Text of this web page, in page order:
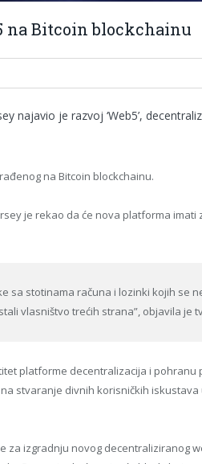
na Bitcoin blockchainu
najavio je razvoj ‘Web5’,
na Bitcoin blockchainu.
je rekao da će nova platforma imati
sa stotinama računa i lozinki kojih se
vlasništvo trećih strana”, objavila je
platforme decentralizacija i pohranu
stvaranje divnih korisničkih
za izgradnju novog decentraliziranog